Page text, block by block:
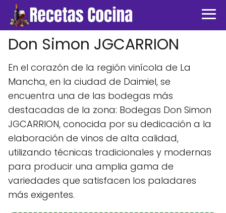
Don Simon JGCARRION
En el corazón de la región vinícola de La
Mancha, en la ciudad de Daimiel, se
encuentra una de las bodegas más
destacadas de la zona: Bodegas Don Simon
JGCARRION, conocida por su dedicación a la
elaboración de vinos de alta calidad,
utilizando técnicas tradicionales y modernas
para producir una amplia gama de
variedades que satisfacen los paladares
más exigentes.